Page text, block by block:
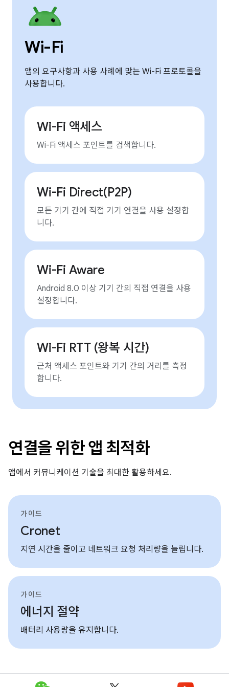
Wi-Fi
앱의 요구사항과 사용 사례에 맞는 Wi-Fi 프로토콜을
사용합니다.
Wi-Fi 액세스
Wi-Fi 액세스 포인트를 검색합니다.
Wi-Fi Direct(P2P)
모든 기기 간에 직접 기기 연결을 사용 설정합
니다.
Wi-Fi Aware
Android 8.0 이상 기기 간의 직접 연결을 사용
설정합니다.
Wi-Fi RTT (왕복 시간)
근처 액세스 포인트와 기기 간의 거리를 측정
합니다.
연결을 위한 앱 최적화
앱에서 커뮤니케이션 기술을 최대한 활용하세요.
가이드
Cronet
지연 시간을 줄이고 네트워크 요청 처리량을 늘립니다.
가이드
에너지 절약
배터리 사용량을 유지합니다.